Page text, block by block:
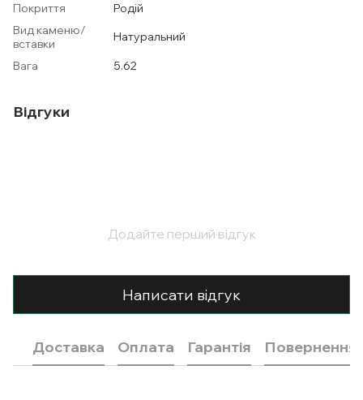
Покриття
Родій
Вид каменю/
вставки
Натуральний
Вага
5.62
Відгуки
Додайте перший відгук
Написати відгук
Доставка Оплата Гарантія Повернення